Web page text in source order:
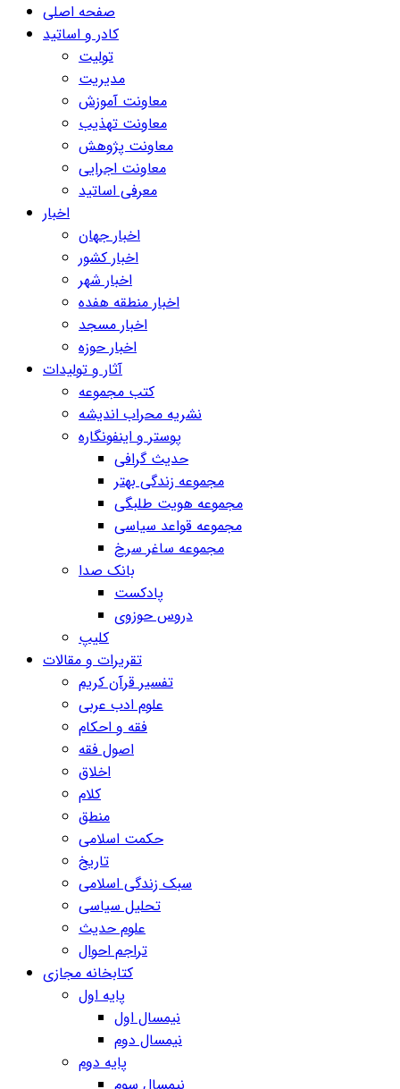
صفحه اصلی
کادر و اساتید
تولیت
مدیریت
معاونت آموزش
معاونت تهذیب
معاونت پژوهش
معاونت اجرایی
معرفی اساتید
اخبار
اخبار جهان
اخبار کشور
اخبار شهر
اخبار منطقه هفده
اخبار مسجد
اخبار حوزه
آثار و تولیدات
کتب مجموعه
نشریه محراب اندیشه
پوستر و اینفونگاره
حدیث گرافی
مجموعه زندگی بهتر
مجموعه هویت طلبگی
مجموعه قواعد سیاسی
مجموعه ساغر سرخ
بانک صدا
پادکست
دروس حوزوی
کلیپ
تقریرات و مقالات
تفسیر قرآن کریم
علوم ادب عربی
فقه و احکام
اصول فقه
اخلاق
کلام
منطق
حکمت اسلامی
تاریخ
سبک زندگی اسلامی
تحلیل سیاسی
علوم حدیث
تراجم احوال
کتابخانه مجازی
پایه اول
نیمسال اول
نیمسال دوم
پایه دوم